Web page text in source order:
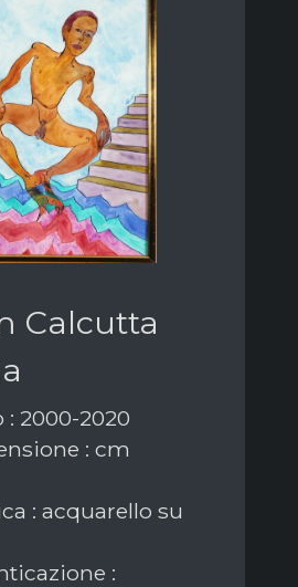
Calcutta
: 2000-2020
: cm
: acquarello su
: